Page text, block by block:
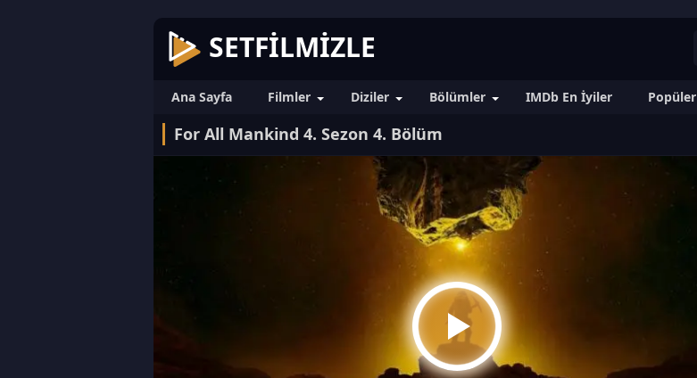
SETFILMIZLE
Ana Sayfa Filmler Diziler Bölümler IMDb En İyiler Popüler
For All Mankind 4. Sezon 4. Bölüm